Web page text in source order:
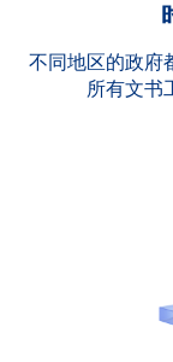
不同地区的政府
所有文书